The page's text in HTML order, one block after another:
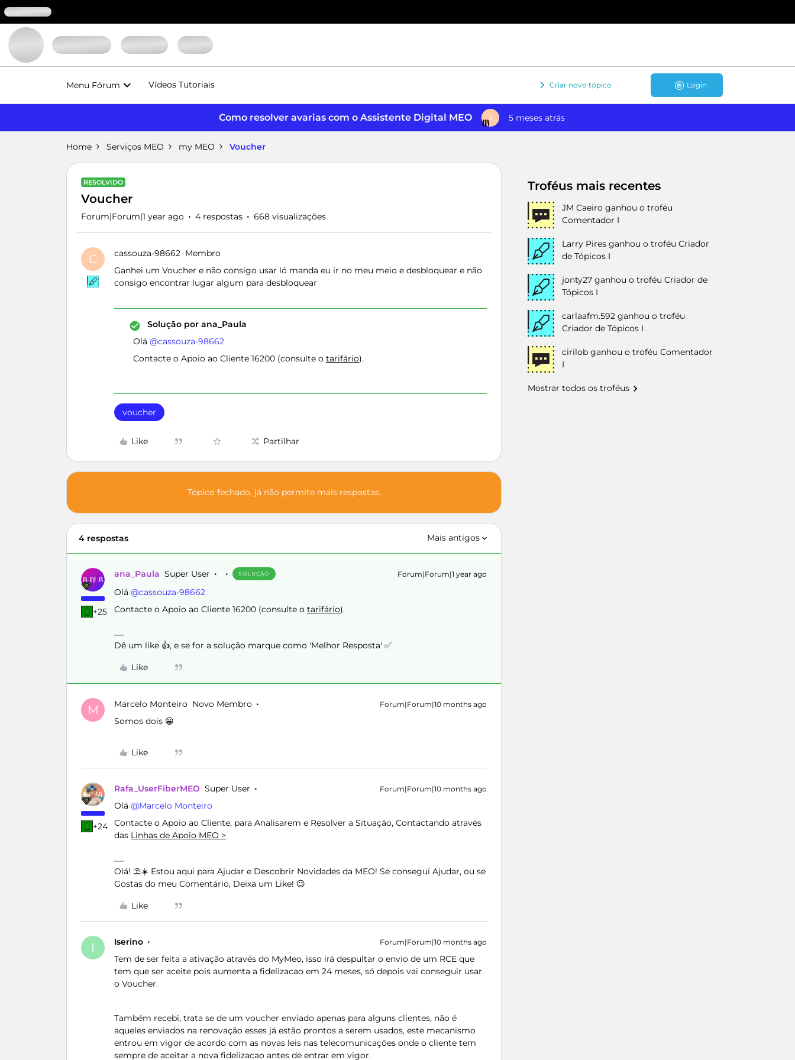
Menu Fórum Vídeos Tutoriais Criar novo tópico Login
Como resolver avarias com o Assistente Digital MEO J 5 meses atrás
Home Serviços MEO my MEO Voucher
RESOLVIDO
Voucher
Forum|Forum|1 year ago 4 respostas 668 visualizações
C cassouza-98662 Membro
Ganhei um Voucher e não consigo usar ló manda eu ir no meu meio e desbloquear e não
consigo encontrar lugar algum para desbloquear
Solução por ana_Paula
Olá ​ @cassouza-98662
Contacte o Apoio ao Cliente 16200 (consulte o tarifário).
voucher
Like Partilhar
Tópico fechado, já não permite mais respostas.
4 respostas Mais antigos
+25
ana_Paula Super User SOLUÇÃO Forum|Forum|1 year ago
Olá ​ @cassouza-98662
Contacte o Apoio ao Cliente 16200 (consulte o tarifário).
Dê um like 👍, e se for a solução marque como 'Melhor Resposta' ✅
Like
M Marcelo Monteiro Novo Membro Forum|Forum|10 months ago
Somos dois 😀
Like
+24
Rafa_UserFiberMEO Super User Forum|Forum|10 months ago
Olá ​ @Marcelo Monteiro
Contacte o Apoio ao Cliente, para Analisarem e Resolver a Situação, Contactando através
das Linhas de Apoio MEO >
Olá! ⛱️☀️ Estou aqui para Ajudar e Descobrir Novidades da MEO! Se consegui Ajudar, ou se
Gostas do meu Comentário, Deixa um Like! 😉
Like
I Iserino Forum|Forum|10 months ago
Tem de ser feita a ativação através do MyMeo, isso irá despultar o envio de um RCE que
tem que ser aceite pois aumenta a fidelizacao em 24 meses, só depois vai conseguir usar
o Voucher.
Também recebi, trata se de um voucher enviado apenas para alguns clientes, não é
aqueles enviados na renovação esses já estão prontos a serem usados, este mecanismo
entrou em vigor de acordo com as novas leis nas telecomunicações onde o cliente tem
sempre de aceitar a nova fidelizacao antes de entrar em vigor.
Troféus mais recentes
JM Caeiro ganhou o troféu
Comentador I
Larry Pires ganhou o troféu Criador
de Tópicos I
jonty27 ganhou o troféu Criador de
Tópicos I
carlaafm.592 ganhou o troféu
Criador de Tópicos I
cirilob ganhou o troféu Comentador
I
Mostrar todos os troféus